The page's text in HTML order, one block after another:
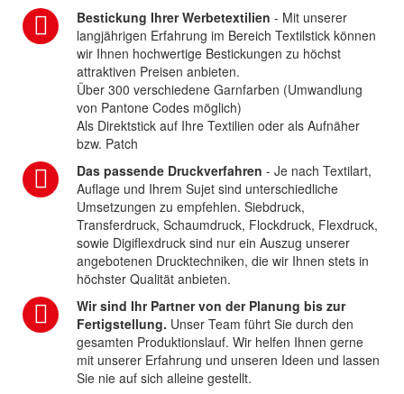
Bestickung Ihrer Werbetextilien - Mit unserer
langjährigen Erfahrung im Bereich Textilstick können
wir Ihnen hochwertige Bestickungen zu höchst
attraktiven Preisen anbieten.
Über 300 verschiedene Garnfarben (Umwandlung
von Pantone Codes möglich)
Als Direktstick auf Ihre Textilien oder als Aufnäher
bzw. Patch
Das passende Druckverfahren - Je nach Textilart,
Auflage und Ihrem Sujet sind unterschiedliche
Umsetzungen zu empfehlen. Siebdruck,
Transferdruck, Schaumdruck, Flockdruck, Flexdruck,
sowie Digiflexdruck sind nur ein Auszug unserer
angebotenen Drucktechniken, die wir Ihnen stets in
höchster Qualität anbieten.
Wir sind Ihr Partner von der Planung bis zur
Fertigstellung. Unser Team führt Sie durch den
gesamten Produktionslauf. Wir helfen Ihnen gerne
mit unserer Erfahrung und unseren Ideen und lassen
Sie nie auf sich alleine gestellt.